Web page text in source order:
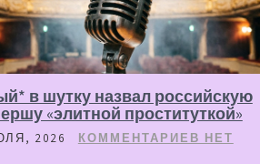
в шутку назвал российскую
«элитной проституткой»
2026 КОММЕНТАРИЕВ НЕТ